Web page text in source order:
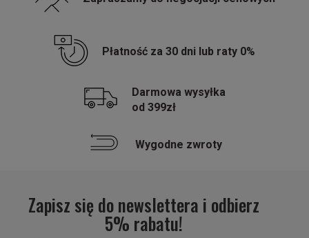
Płatność za 30 dni lub raty 0%
Darmowa wysyłka
od 399zł
Wygodne zwroty
Zapisz się do newslettera i odbierz
5% rabatu!